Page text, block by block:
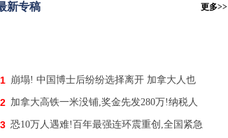
新专稿 更多>>
1 崩塌! 中国博士后纷纷选择离开 加拿大人也
2 加拿大高铁一米没铺,奖金先发280万!纳税人
3 恐10万人遇难!百年最强连环震重创,全国紧急